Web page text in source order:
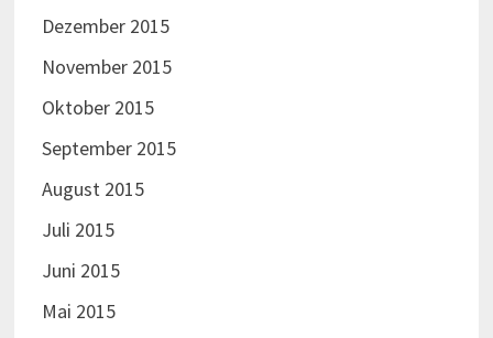
Dezember 2015
November 2015
Oktober 2015
September 2015
August 2015
Juli 2015
Juni 2015
Mai 2015